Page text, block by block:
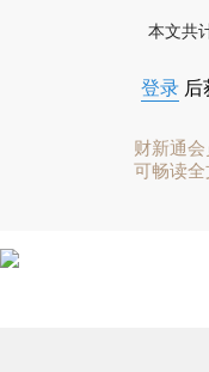
本文共
登录 后
财新通会
可畅读全